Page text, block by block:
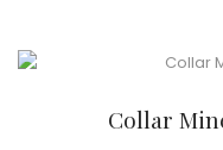
Collar